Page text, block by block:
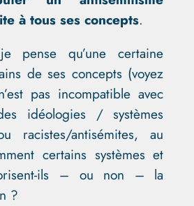
à tous ses concepts.
pense qu’une certaine
de ses concepts (voyez
pas incompatible avec
idéologies / systèmes
racistes/antisémites, au
certains systèmes et
ils – ou non – la
?